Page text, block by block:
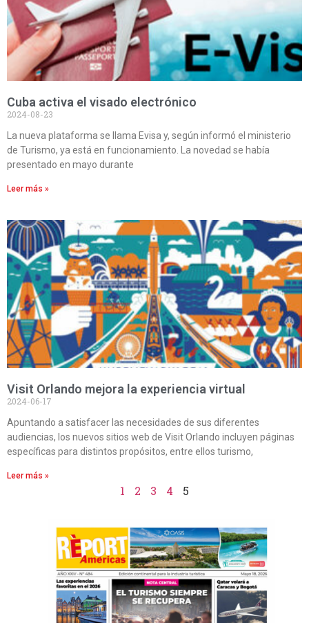
Cuba activa el visado electrónico
2024-08-23
La nueva plataforma se llama Evisa y, según informó el ministerio
de Turismo, ya está en funcionamiento. La novedad se había
presentado en mayo durante
Leer más »
Visit Orlando mejora la experiencia virtual
2024-06-17
Apuntando a satisfacer las necesidades de sus diferentes
audiencias, los nuevos sitios web de Visit Orlando incluyen páginas
específicas para distintos propósitos, entre ellos turismo,
Leer más »
1 2 3 4 5